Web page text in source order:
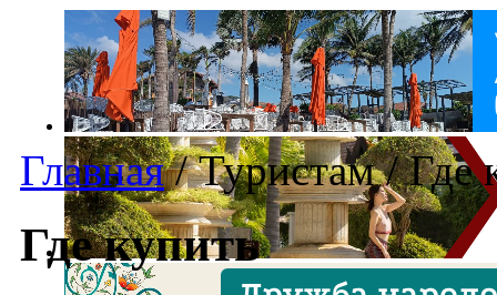
Главная /Туристам/Где
Где купить